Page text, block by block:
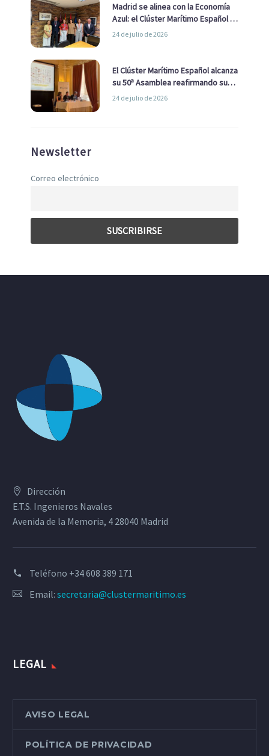
Madrid se alinea con la Economía
Azul: el Clúster Marítimo Español y
la Real Liga Naval avanzan alianzas
24 de julio de 2026
El Clúster Marítimo Español alcanza
su 50ª Asamblea reafirmando su
liderazgo en la Economía Azul
24 de julio de 2026
Newsletter
Correo electrónico
Dirección
E.T.S. Ingenieros Navales
Avenida de la Memoria, 4 28040 Madrid
Teléfono +34 608 389 171
Email: secretaria@clustermaritimo.es
LEGAL
AVISO LEGAL
POLÍTICA DE PRIVACIDAD